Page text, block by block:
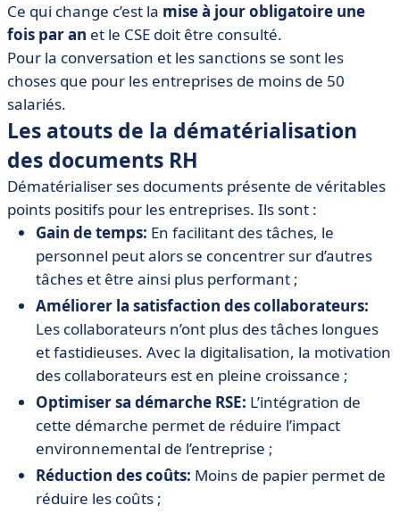
Ce qui change c’est la mise à jour obligatoire une
fois par an et le CSE doit être consulté.
Pour la conversation et les sanctions se sont les
choses que pour les entreprises de moins de 50
salariés.
Les atouts de la dématérialisation
des documents RH
Dématérialiser ses documents présente de véritables
points positifs pour les entreprises. Ils sont :
Gain de temps: En facilitant des tâches, le
personnel peut alors se concentrer sur d’autres
tâches et être ainsi plus performant ;
Améliorer la satisfaction des collaborateurs:
Les collaborateurs n’ont plus des tâches longues
et fastidieuses. Avec la digitalisation, la motivation
des collaborateurs est en pleine croissance ;
Optimiser sa démarche RSE: L’intégration de
cette démarche permet de réduire l’impact
environnemental de l’entreprise ;
Réduction des coûts: Moins de papier permet de
réduire les coûts ;